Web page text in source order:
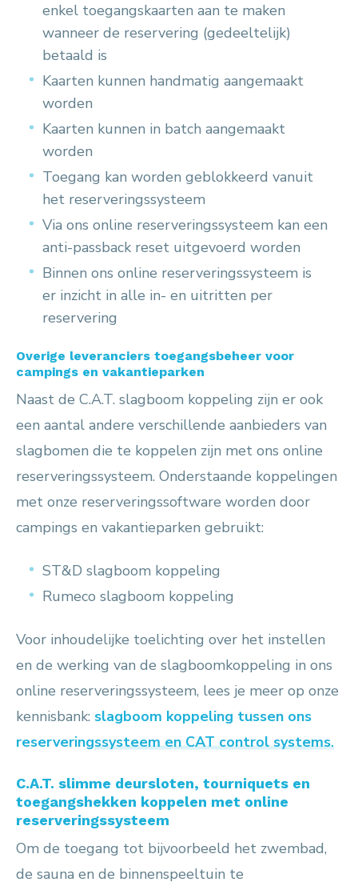
enkel toegangskaarten aan te maken
wanneer de reservering (gedeeltelijk)
betaald is
Kaarten kunnen handmatig aangemaakt
worden
Kaarten kunnen in batch aangemaakt
worden
Toegang kan worden geblokkeerd vanuit
het reserveringssysteem
Via ons online reserveringssysteem kan een
anti-passback reset uitgevoerd worden
Binnen ons online reserveringssysteem is
er inzicht in alle in- en uitritten per
reservering
Overige leveranciers toegangsbeheer voor
campings en vakantieparken
Naast de C.A.T. slagboom koppeling zijn er ook
een aantal andere verschillende aanbieders van
slagbomen die te koppelen zijn met ons online
reserveringssysteem. Onderstaande koppelingen
met onze reserveringssoftware worden door
campings en vakantieparken gebruikt:
ST&D slagboom koppeling
Rumeco slagboom koppeling
Voor inhoudelijke toelichting over het instellen
en de werking van de slagboomkoppeling in ons
online reserveringssysteem, lees je meer op onze
kennisbank: slagboom koppeling tussen ons
reserveringssysteem en CAT control systems.
C.A.T. slimme deursloten, tourniquets en
toegangshekken koppelen met online
reserveringssysteem
Om de toegang tot bijvoorbeeld het zwembad,
de sauna en de binnenspeeltuin te